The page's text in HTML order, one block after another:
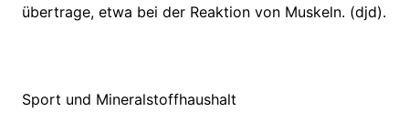
übertrage, etwa bei der Reaktion von Muskeln. (djd).
Sport und Mineralstoffhaushalt